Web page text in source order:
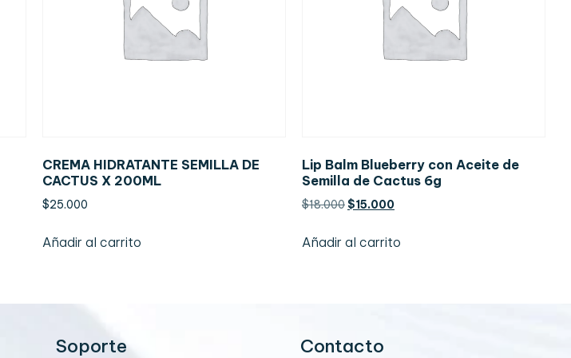
CREMA HIDRATANTE SEMILLA DE
CACTUS X 200ML
$25.000
Añadir al carrito
Lip Balm Blueberry con Aceite de
Semilla de Cactus 6g
$18.000 $15.000
Añadir al carrito
Soporte Contacto